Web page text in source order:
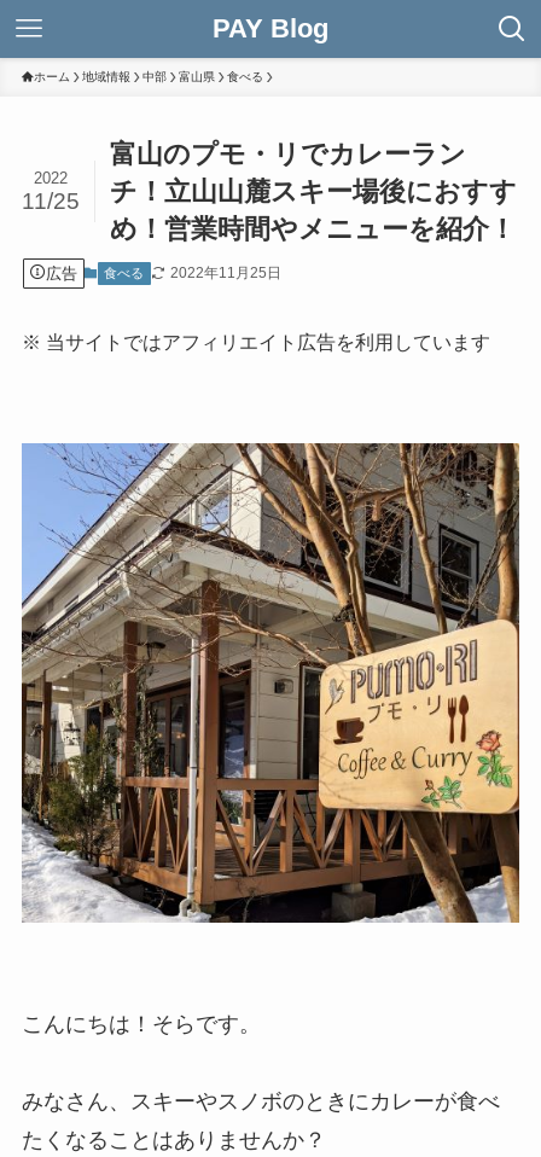
PAY Blog
ホーム 地域情報 中部 富山県 食べる
富山のプモ・リでカレーラン
チ！立山山麓スキー場後におすす
め！営業時間やメニューを紹介！
2022
11/25
広告 食べる 2022年11月25日
※ 当サイトではアフィリエイト広告を利用しています
こんにちは！そらです。
みなさん、スキーやスノボのときにカレーが食べ
たくなることはありませんか？